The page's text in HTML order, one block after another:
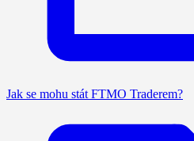
Jak se mohu stát FTMO Traderem?